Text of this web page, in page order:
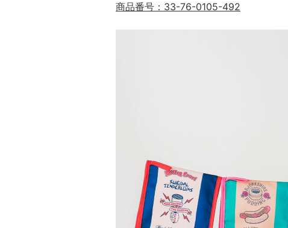
商品番号：33-76-0105-492